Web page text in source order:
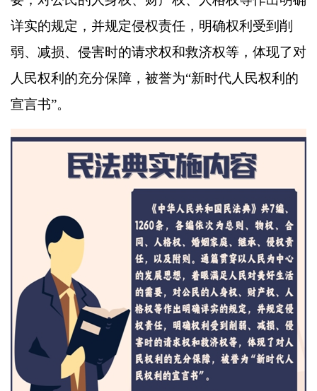
详实的规定，并规定侵权责任，明确权利受到削
弱、减损、侵害时的请求权和救济权等，体现了对
人民权利的充分保障，被誉为“新时代人民权利的
宣言书”。